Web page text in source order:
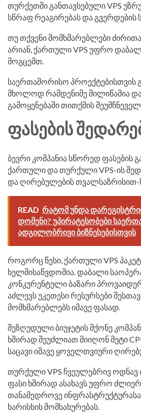
თურქეთში განთავსებული VPS
სწრაფ რეაგირებას და გვერდების
თუ თქვენი მომხმარებლები
არიან, ქართული VPS უფრო
მოგცემთ.
საერთაშორისო პროექტებისთვის
მხოლოდ რამდენიმე მილიწამია
გამოყენებაში თითქმის
ᲤᲐᲡᲔᲑᲘᲡ
ბევრი კომპანია სწორედ ფასების
ქართული და თურქული VPS-ის
და ღირებულების თვალსაზრისით-
READ რატომ უნდა
დომენი? უპირატესობები
ადგილობრივი ბიზნესებისთვის
როგორც წესი, ქართული VPS
ხელმისაწვდომია. დაბალი
კონკურენტული ბაზარი
აძლევს უკეთესი რესურსები
მომხმარებლებს იმავე ფასად.
შეზღუდული ბიუჯეტის მქონე
ხშირად შეუძლიათ მიიღონ მეტი
საცავი იმავე ყოველთვიური
თურქული VPS ჩვეულებრივ ოდნავ
ფასი ხშირად ასახავს უფრო
თანამედროვე
ხარისხის მომსახურებას.